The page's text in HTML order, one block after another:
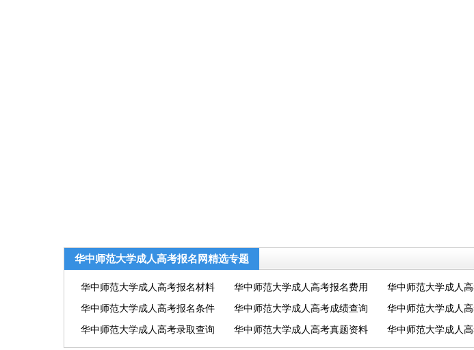
华中师范大学成人高考报名网精选专题
华中师范大学成人高考报名材料 华中师范大学成人高考报名费用 华中师范大学成人
华中师范大学成人高考报名条件
华中师范大学成人高考成绩查询 华中师范大学成人
华中师范大学成人高考录取查询
华中师范大学成人高考真题资料 华中师范大学成人